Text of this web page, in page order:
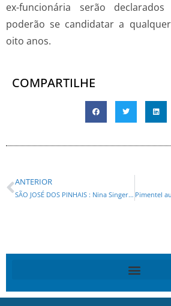
ex-funcionária serão
poderão se candidatar a
oito anos.
COMPARTILHE
ANTERIOR
SÃO JOSÉ DOS PINHAIS : Nina Singer deve ganhar no primeiro turno, aponta pesquisa, que tem Geraldo Mendes como o mais rejeitado